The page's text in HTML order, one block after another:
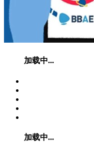
加载中...
加载中...